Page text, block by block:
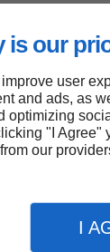
is our
user
and ads, as
optimizing
"I Agree"
our
I
de page